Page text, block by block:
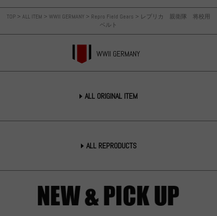
TOP > ALL ITEM > WWII GERMANY > Repro Field Gears > レプリカ 親衛隊 将校用
ベルト
WWII GERMANY
ALL ORIGINAL ITEM
ALL REPRODUCTS